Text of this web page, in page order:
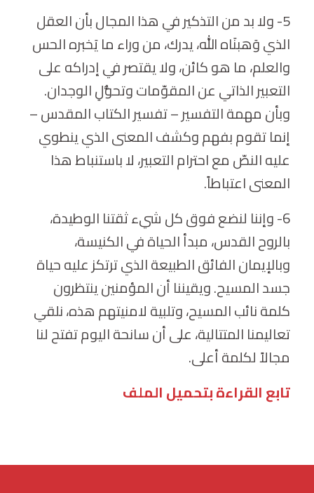
5- ولا بد من التذكير في هذا المجال بأن العقل
الذي وَهبنَاه الله، يدرك، من وراء ما يَخبره الحس
والعلم، ما هو كائن، ولا يقتصر في إدراكه على
التعبير الذاتي عن المقوّمات وتحوُّلِ الوجدان.
وبأن مهمة التفسير – تفسير الكتاب المقدس –
إنما تقوم بفهم وكشف المعنى الذي ينطوي
عليه النصّ مع احترام التعبير، لا باستنباط هذا
المعنى اعتباطاً.
6- وإننا لنضع فوق كل شيء ثقتنا الوطيدة،
بالروح القدس، مبدأ الحياة في الكنيسة،
وبالإيمان الفائق الطبيعة الذي ترتكز عليه حياة
جسد المسيح. ويقيننا أن المؤمنين ينتظرون
كلمة نائب المسيح، وتلبية لامنيتهم هذه، نلقي
تعاليمنا المتتالية، على أن سانحة اليوم تفتح لنا
مجالاً لكلمة أعلى.
تابع القراءة بتحميل الملف